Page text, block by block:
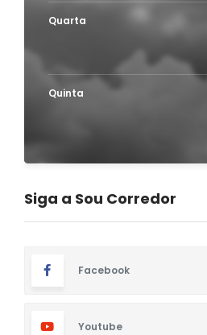
Quarta
Quinta
Siga a Sou Corredor
Facebook
Youtube